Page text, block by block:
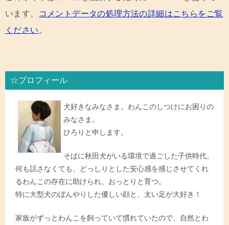
います。
コメントデータの処理方法の詳細はこちらをご覧
ください 。
☆プロフィール
犬好きなみなさま。わんこのしつけにお困りの
みなさま。
ひろりと申します。
そばに秋田犬がいる環境で過ごした子供時代。
何も話さなくても、どっしりとした安心感を感じさせてくれ
るわんこの存在に助けられ、おっとりと育つ。
特に大型犬のぼんやりした優しい顔と、太い足が大好き！
家族がずっとわんこを飼っていて慣れていたので、自然とわ